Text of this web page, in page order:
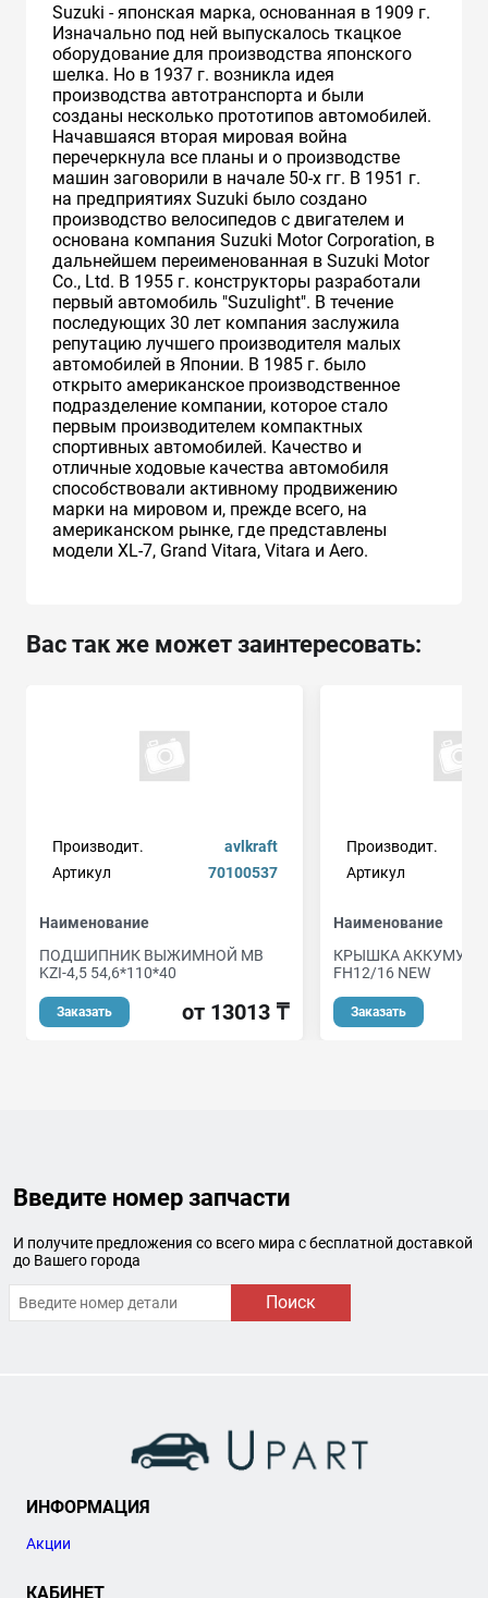
Suzuki - японская марка, основанная в 1909 г.
Изначально под ней выпускалось ткацкое
оборудование для производства японского
шелка. Но в 1937 г. возникла идея
производства автотранспорта и были
созданы несколько прототипов автомобилей.
Начавшаяся вторая мировая война
перечеркнула все планы и о производстве
машин заговорили в начале 50-х гг. В 1951 г.
на предприятиях Suzuki было создано
производство велосипедов с двигателем и
основана компания Suzuki Motor Corporation, в
дальнейшем переименованная в Suzuki Motor
Co., Ltd. В 1955 г. конструкторы разработали
первый автомобиль "Suzulight". В течение
последующих 30 лет компания заслужила
репутацию лучшего производителя малых
автомобилей в Японии. В 1985 г. было
открыто американское производственное
подразделение компании, которое стало
первым производителем компактных
спортивных автомобилей. Качество и
отличные ходовые качества автомобиля
способствовали активному продвижению
марки на мировом и, прежде всего, на
американском рынке, где представлены
модели XL-7, Grand Vitara, Vitara и Aero.
Вас так же может заинтересовать:
Производит.
avlkraft
Артикул
70100537
Наименование
ПОДШИПНИК ВЫЖИМНОЙ МВ
KZI-4,5 54,6*110*40
Заказать от 13013 ₸
Производит.
Артикул
Наименование
КРЫШКА
FH12/16 NEW
Заказать
Введите номер запчасти
И получите предложения со всего мира с бесплатной доставкой
до Вашего города
Поиск
ИНФОРМАЦИЯ
Акции
КАБИНЕТ